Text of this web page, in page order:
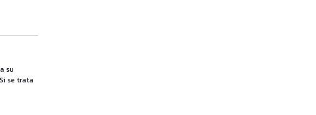
su
se trata